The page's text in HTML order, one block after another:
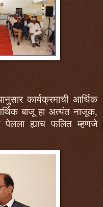
कार्यक्रमाची आर्थिक
बाजू हा अत्यंत नाजूक,
ह्याच फलित म्हणजे